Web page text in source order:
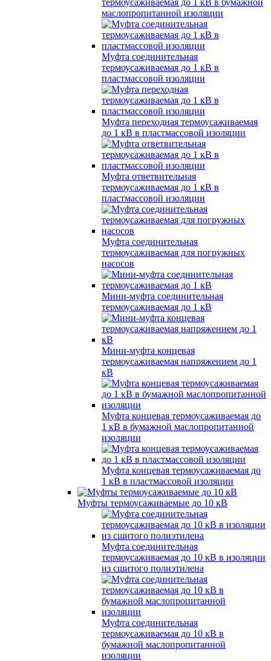
термоусаживаемая до 1 кВ в бумажной
маслопропитанной изоляции
Муфта соединительная
термоусаживаемая до 1 кВ в
пластмассовой изоляции
Муфта переходная термоусаживаемая
до 1 кВ в пластмассовой изоляции
Муфта ответвительная
термоусаживаемая до 1 кВ в
пластмассовой изоляции
Муфта соединительная
термоусаживаемая для погружных
насосов
Мини-муфта соединительная
термоусаживаемая до 1 кВ
Мини-муфта концевая
термоусаживаемая напряжением до 1
кВ
Муфта концевая термоусаживаемая до
1 кВ в бумажной маслопропитанной
изоляции
Муфта концевая термоусаживаемая до
1 кВ в пластмассовой изоляции
Муфты термоусаживаемые до 10 кВ
Муфта соединительная
термоусаживаемая до 10 кВ в изоляции
из сшитого полиэтилена
Муфта соединительная
термоусаживаемая до 10 кВ в
бумажной маслопропитанной
изоляции